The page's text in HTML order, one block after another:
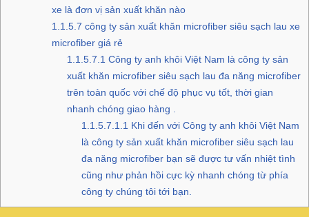
xe là đơn vị sản xuất khăn nào
1.1.5.7 công ty sản xuất khăn microfiber siêu sạch lau xe
microfiber giá rẻ
1.1.5.7.1 Công ty anh khôi Việt Nam là công ty sản
xuất khăn microfiber siêu sạch lau đa năng microfiber
trên toàn quốc với chế độ phục vụ tốt, thời gian
nhanh chóng giao hàng .
1.1.5.7.1.1 Khi đến với Công ty anh khôi Việt Nam
là công ty sản xuất khăn microfiber siêu sạch lau
đa năng microfiber bạn sẽ được tư vấn nhiệt tình
cũng như phản hồi cực kỳ nhanh chóng từ phía
công ty chúng tôi tới bạn.